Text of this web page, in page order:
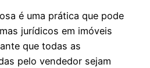
é uma prática que pode
jurídicos em imóveis
que todas as
pelo vendedor sejam